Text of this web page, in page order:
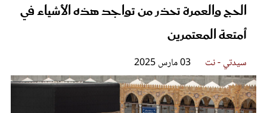
الحج والعمرة تحذر من تواجد هذه الأشياء في
أمتعة المعتمرين
سيدتي - نت 03 مارس 2025
مشاهير
جمال
سيدتي وطفلك
لايف ستايل
بلس+